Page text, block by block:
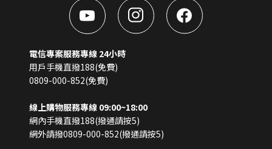
電信專案服務專線 24小時
用戶手機直撥188(免費)
0809-000-852(免費)
線上購物服務專線 09:00~18:00
網內手機直撥188(撥通請按5)
網外請撥0809-000-852(撥通請按5)